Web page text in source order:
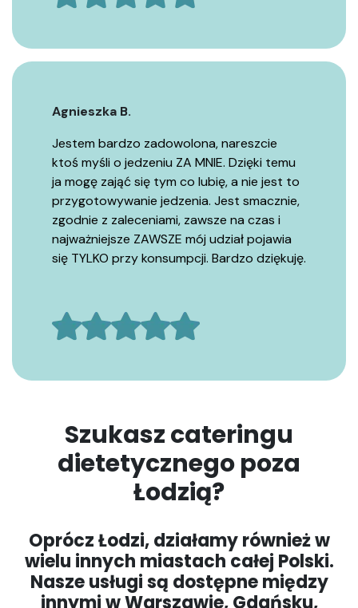
Agnieszka B.
Jestem bardzo zadowolona, nareszcie
ktoś myśli o jedzeniu ZA MNIE. Dzięki temu
ja mogę zająć się tym co lubię, a nie jest to
przygotowywanie jedzenia. Jest smacznie,
zgodnie z zaleceniami, zawsze na czas i
najważniejsze ZAWSZE mój udział pojawia
się TYLKO przy konsumpcji. Bardzo dziękuję.
Szukasz cateringu
dietetycznego poza
Łodzią?
Oprócz Łodzi, działamy również w
wielu innych miastach całej Polski.
Nasze usługi są dostępne między